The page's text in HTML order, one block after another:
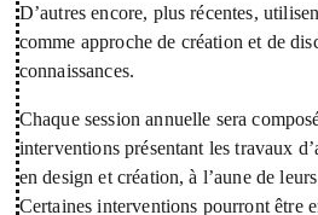
D’autres encore, plus récentes,
comme approche de création et de
connaissances.
Chaque session annuelle sera
interventions présentant les travaux
en design et création, à l’aune de
Certaines interventions pourront être